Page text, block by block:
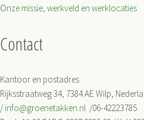
Onze missie, werkveld en werklocaties
Contact
Kantoor en postadres
Rijksstraatweg 34, 7384 AE Wilp,
/info@groenetakken.nl /06-42223785